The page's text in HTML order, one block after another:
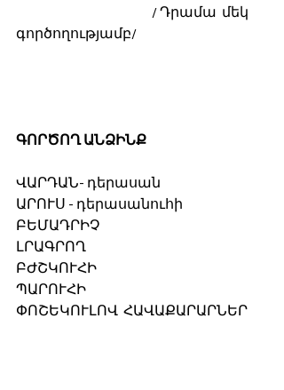
գործողությամբ/
ԳՈՐԾՈՂ ԱՆՁԻՆՔ
ՎԱՐԴԱՆ- դերասան
ԱՐՈՒՍ - դերասանուհի
ԲԵՄԱԴՐԻՉ
ԼՐԱԳՐՈՂ
ԲԺՇԿՈՒՀԻ
ՊԱՐՈՒՀԻ
ՓՈՇԵԿՈՒԼՈՎ  ՀԱՎԱՔԱՐԱՐՆԵՐ